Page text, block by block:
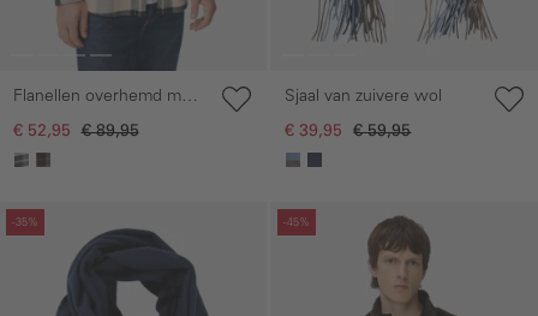
Flanellen overhemd met
contrastdetails en
€ 52,95 € 89,95
Sjaal van zuivere wol
€ 39,95 € 59,95
-35%
overslaan
-45%
Galerie overslaan